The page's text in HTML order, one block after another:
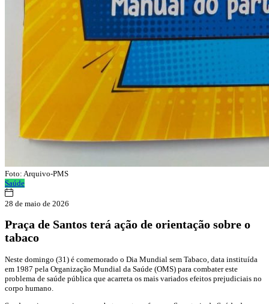
Foto: Arquivo-PMS
Saúde
28 de maio de 2026
Praça de Santos terá ação de orientação sobre o
tabaco
Neste domingo (31) é comemorado o Dia Mundial sem Tabaco, data instituída
em 1987 pela Organização Mundial da Saúde (OMS) para combater este
problema de saúde pública que acarreta os mais variados efeitos prejudiciais no
corpo humano.